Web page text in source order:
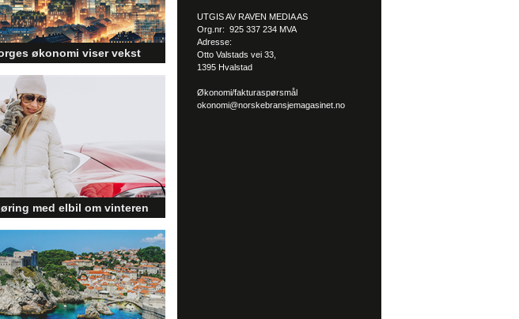
økonomi viser vekst
påvirker byggebransjen
norske økonomien har vist
vekst de siste tre kvartalene,
som skaper optimisme på
av ulike sektorer.
er spesielt godt
til å dra nytte av denne
oppgangen.
med elbil om vinteren
få bedre
(EV) representerer
for transport, men deres
under utfordrende
kan være en
UTGIS AV RAVEN MEDIA AS
Org.nr: 925 337 234 MVA
Adresse:
Otto Valstads vei 33,
1395 Hvalstad
Økonomi/fakturaspørsmål
okonomi@norskebransjemagasinet.no